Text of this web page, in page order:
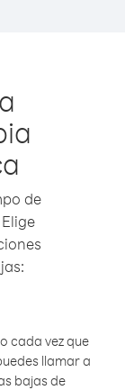
de
cada vez que
llamar a
bajas de